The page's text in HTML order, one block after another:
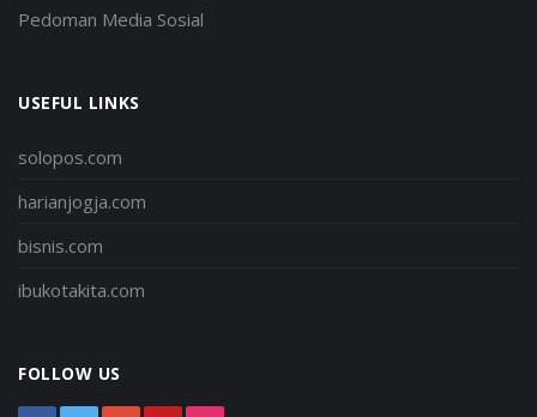
Pedoman Media Sosial
USEFUL LINKS
solopos.com
harianjogja.com
bisnis.com
ibukotakita.com
FOLLOW US